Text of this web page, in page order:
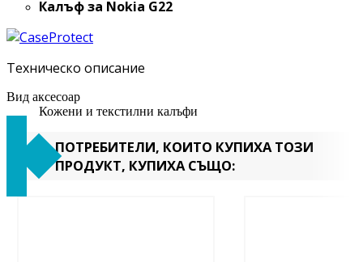
Калъф за Nokia G22
Техническо описание
Вид аксесоар
Кожени и текстилни калъфи
ПОТРЕБИТЕЛИ, КОИТО КУПИХА ТОЗИ
ПРОДУКТ, КУПИХА СЪЩО: